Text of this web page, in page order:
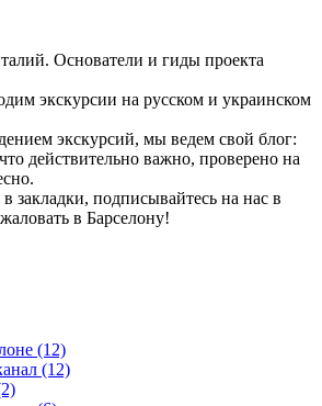
Основатели и гиды проекта
экскурсии на русском и украинском
экскурсий, мы ведем свой блог:
действительно важно, проверено на
закладки, подписывайтесь на нас в
в Барселону!
(12)
(12)